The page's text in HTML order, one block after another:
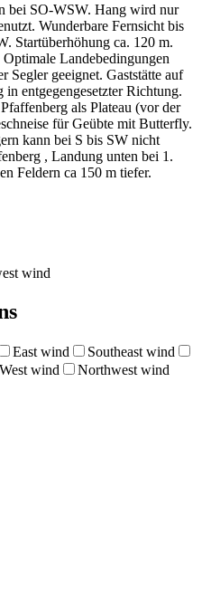
bei SO-WSW. Hang wird nur
Wunderbare Fernsicht bis
Startüberhöhung ca. 120 m.
Landebedingungen
Segler geeignet. Gaststätte auf
entgegengesetzter Richtung.
als Plateau (vor der
für Geübte mit Butterfly.
kann bei S bis SW nicht
, Landung unten bei 1.
Feldern ca 150 m tiefer.
wind
East wind
Southeast wind
West wind Northwest wind